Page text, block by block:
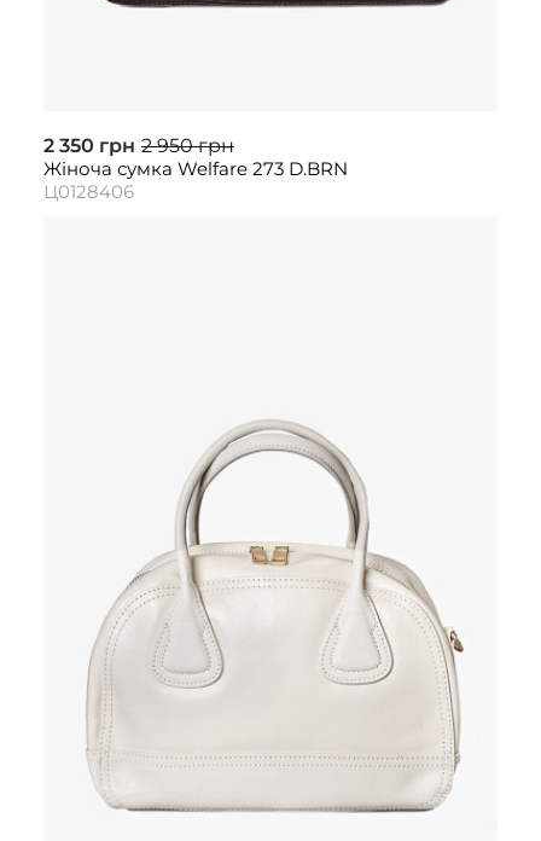
2 350 грн 2 950 грн
Жіноча сумка Welfare 273 D.BRN
Ц0128406